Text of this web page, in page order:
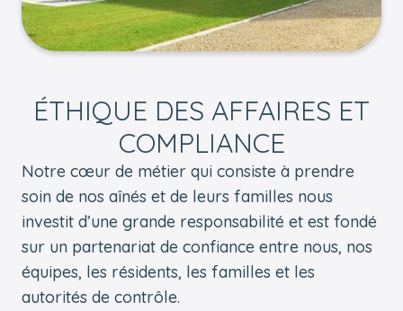
ÉTHIQUE DES AFFAIRES ET
COMPLIANCE
Notre cœur de métier qui consiste à prendre
soin de nos aînés et de leurs familles nous
investit d’une grande responsabilité et est fondé
sur un partenariat de confiance entre nous, nos
équipes, les résidents, les familles et les
autorités de contrôle.